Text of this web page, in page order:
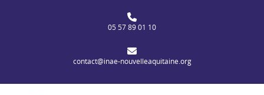
05 57 89 01 10
contact@inae-nouvelleaquitaine.org